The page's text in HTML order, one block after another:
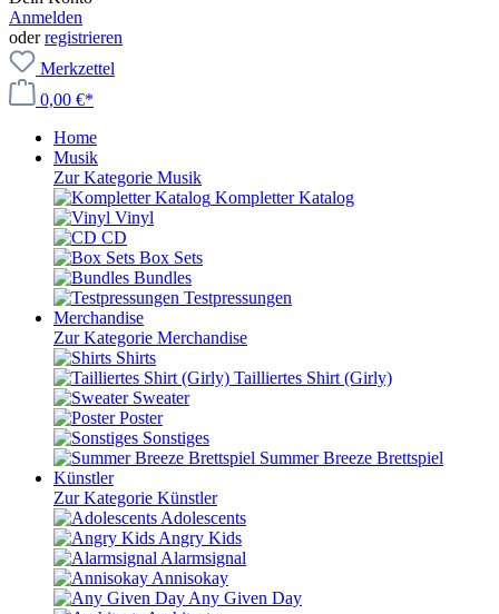
Anmelden
oderregistrieren
Merkzettel
0,00 €*
Home
Musik
Zur Kategorie Musik
Kompletter Katalog
Vinyl
CD
Box Sets
Bundles
Testpressungen
Merchandise
Zur Kategorie Merchandise
Shirts
Tailliertes Shirt (Girly)
Sweater
Poster
Sonstiges
Summer Breeze Brettspiel
Künstler
Zur Kategorie Künstler
Adolescents
Angry Kids
Alarmsignal
Annisokay
Any Given Day